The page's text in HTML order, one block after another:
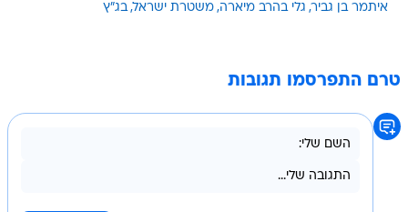
איתמר בן גביר גלי בהרב מיארה משטרת ישראל בג"ץ
טרם התפרסמו תגובות